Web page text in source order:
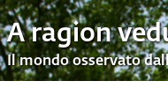
A ragion
Il mondo osservato